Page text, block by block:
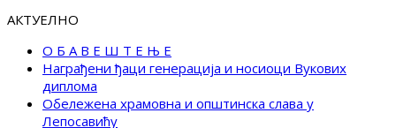
АКТУЕЛНО
О Б А В Е Ш Т Е Њ Е
Награђени ђаци генерација и носиоци Вукових
диплома
Обележена храмовна и општинска слава у
Лепосавићу